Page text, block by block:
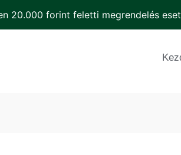
20.000 forint feletti megrendelés